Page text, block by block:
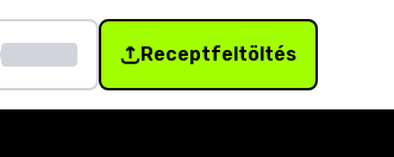
Receptfeltöltés